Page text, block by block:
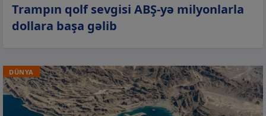
Trampın qolf sevgisi ABŞ-yə milyonlarla
dollara başa gəlib
DÜNYA